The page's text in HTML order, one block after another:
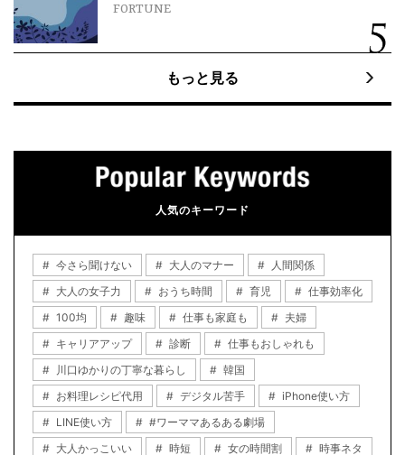
FORTUNE
もっと見る
人気のキーワード
今さら聞けない 大人のマナー
人間関係
大人の女子力
おうち時間 育児
仕事効率化
100均
趣味 仕事も家庭も
夫婦
キャリアアップ
診断
仕事もおしゃれも
川口ゆかりの丁寧な暮らし
韓国
お料理レシピ代用
デジタル苦手
iPhone使い方
LINE使い方
#ワーママあるある劇場
大人かっこいい
時短 女の時間割 時事ネタ